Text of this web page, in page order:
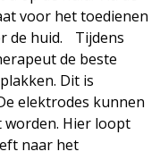
voor het toedienen
de huid. Tijdens
de beste
Dit is
elektrodes kunnen
Hier loopt
naar het